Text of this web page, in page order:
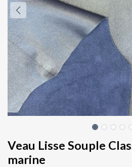
Veau Lisse Souple
marine